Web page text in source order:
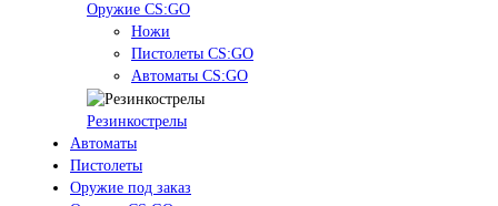
Оружие CS:GO
Ножи
Пистолеты CS:GO
Автоматы CS:GO
Резинкострелы
Автоматы
Пистолеты
Оружие под заказ